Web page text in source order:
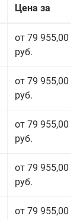
Цена за
от 79 955,00
руб.
от 79 955,00
руб.
от 79 955,00
руб.
от 79 955,00
руб.
от 79 955,00